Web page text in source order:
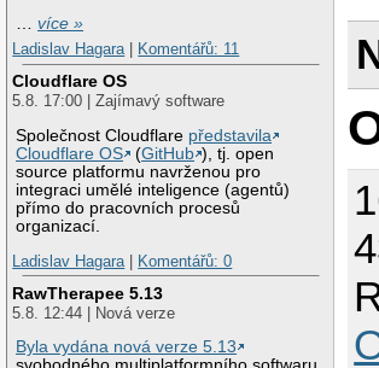
…více »
Ladislav Hagara| Komentářů: 11
Cloudflare OS
5.8. 17:00 | Zajímavý software
Společnost Cloudflare představila
Cloudflare OS
(GitHub ), tj. open
source platformu navrženou pro
integraci umělé inteligence (agentů)
přímo do pracovních procesů
organizací.
Ladislav Hagara| Komentářů: 0
RawTherapee 5.13
5.8. 12:44 | Nová verze
Byla vydána nová verze 5.13